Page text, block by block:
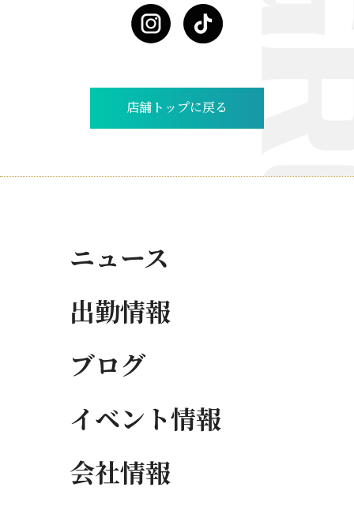
店舗トップに戻る
ニュース
出勤情報
ブログ
イベント情報
会社情報